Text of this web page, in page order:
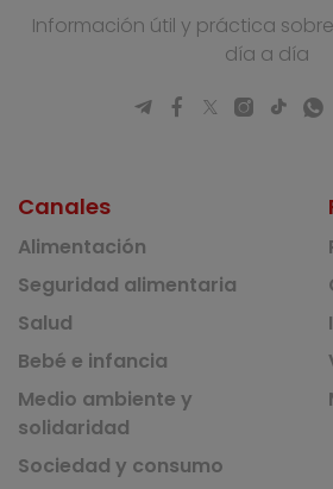
Información útil y práctica
día a día
Canales
Alimentación
Seguridad alimentaria
Salud
Bebé e infancia
Medio ambiente y
solidaridad
Sociedad y consumo